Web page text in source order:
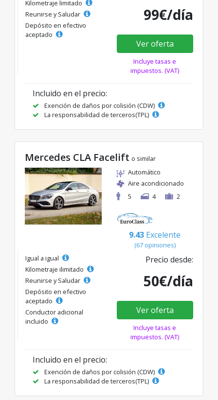
Kilometraje limitado
Reunirse y Saludar
Depósito en efectivo
aceptado
99€/día
Ver oferta
Incluye tasas e
impuestos. (VAT)
Incluido en el precio:
Exención de daños por colisión (CDW)
La responsabilidad de terceros(TPL)
Mercedes CLA Facelift o similar
Automático
Aire acondicionado
5
4 2
9.43 Excelente
(67 opiniones)
Igual a igual
Kilometraje ilimitado
Reunirse y Saludar
Depósito en efectivo
aceptado
Conductor adicional
incluido
Precio desde:
50€/día
Ver oferta
Incluye tasas e
impuestos. (VAT)
Incluido en el precio:
Exención de daños por colisión (CDW)
La responsabilidad de terceros(TPL)